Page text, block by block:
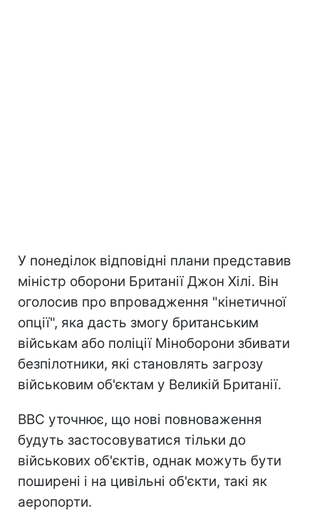
У понеділок відповідні плани представив
міністр оборони Британії Джон Хілі. Він
оголосив про впровадження "кінетичної
опції", яка дасть змогу британським
військам або поліції Міноборони збивати
безпілотники, які становлять загрозу
військовим об'єктам у Великій Британії.
BBC уточнює, що нові повноваження
будуть застосовуватися тільки до
військових об'єктів, однак можуть бути
поширені і на цивільні об'єкти, такі як
аеропорти.